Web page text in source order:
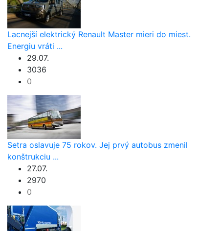
Lacnejší elektrický Renault Master mieri do miest.
Energiu vráti ...
29.07.
3036
0
Setra oslavuje 75 rokov. Jej prvý autobus zmenil
konštrukciu ...
27.07.
2970
0